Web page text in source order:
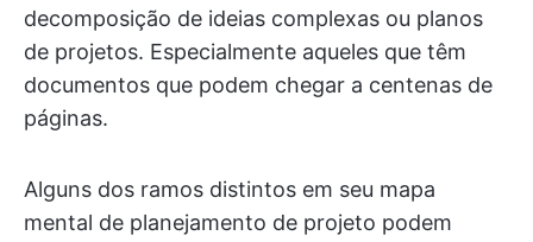
decomposição de ideias complexas ou planos
de projetos. Especialmente aqueles que têm
documentos que podem chegar a centenas de
páginas.
Alguns dos ramos distintos em seu mapa
mental de planejamento de projeto podem